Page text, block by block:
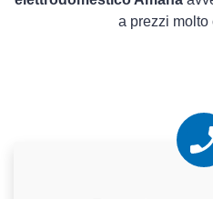
a prezzi molto